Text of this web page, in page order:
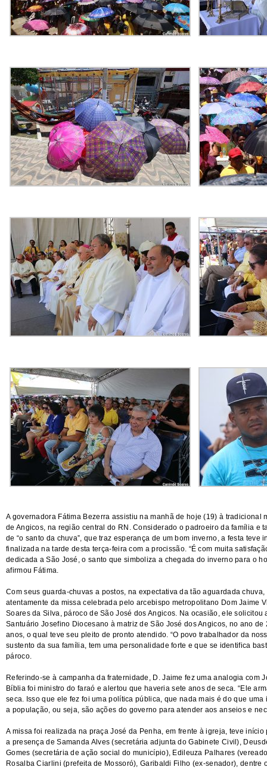
A governadora Fátima Bezerra assistiu na manhã de hoje (19) à tradicional
de Angicos, na região central do RN. Considerado o padroeiro da família e
de “o santo da chuva”, que traz esperança de um bom inverno, a festa teve
finalizada na tarde desta terça-feira com a procissão. “É com muita
dedicada a São José, o santo que simboliza a chegada do inverno para o
afirmou Fátima.
Com seus guarda-chuvas a postos, na expectativa da tão aguardada
atentamente da missa celebrada pelo arcebispo metropolitano Dom Jaime
Soares da Silva, pároco de São José dos Angicos. Na ocasião, ele solicitou
Santuário Josefino Diocesano à matriz de São José dos Angicos, no ano
anos, o qual teve seu pleito de pronto atendido. “O povo trabalhador da
sustento da sua família, tem uma personalidade forte e que se identifica
pároco.
Referindo-se à campanha da fraternidade, D. Jaime fez uma analogia com
Bíblia foi ministro do faraó e alertou que haveria sete anos de seca. “Ele
seca. Isso que ele fez foi uma política pública, que nada mais é do que
a população, ou seja, são ações do governo para atender aos anseios e
A missa foi realizada na praça José da Penha, em frente à igreja, teve
a presença de Samanda Alves (secretária adjunta do Gabinete Civil),
Gomes (secretária de ação social do município), Edileuza Palhares
Rosalba Ciarlini (prefeita de Mossoró), Garibaldi Filho (ex-senador), dentre